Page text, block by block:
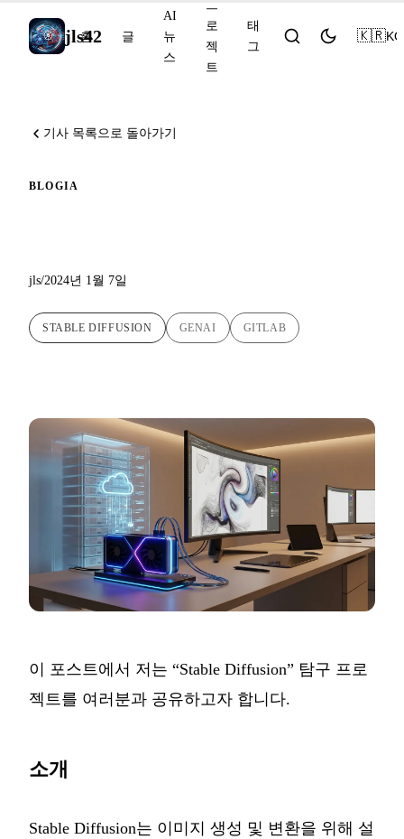
jls42
홈 글
AI
뉴
스
프
로
젝
트
태
그
🇰🇷KO
기사 목록으로 돌아가기
BLOGIA
jls/2024년 1월 7일
STABLE DIFFUSION GENAI GITLAB
이 포스트에서 저는 “Stable Diffusion” 탐구 프로
젝트를 여러분과 공유하고자 합니다.
소개
Stable Diffusion는 이미지 생성 및 변환을 위해 설